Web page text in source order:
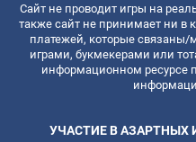
Сайт не проводит игры на
также сайт не принимает ни в
платежей, которые связаны/
играми, букмекерами или
информационном ресурсе
УЧАСТИЕ В